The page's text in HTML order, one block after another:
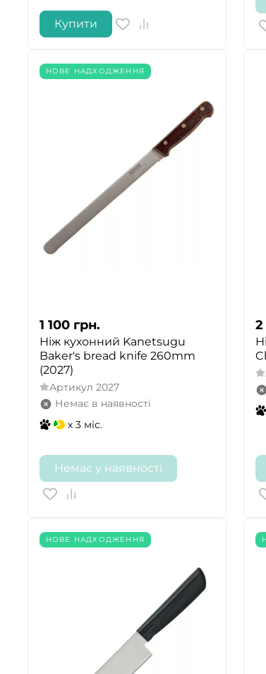
Купити
НОВЕ НАДХОДЖЕННЯ
1 100 грн.
Ніж кухонний Kanetsugu
Baker's bread knife 260mm
(2027)
Артикул 2027
Немає в наявності
x 3 міс.
Немає у наявності
2
НОВЕ НАДХОДЖЕННЯ